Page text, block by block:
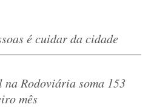
é cuidar da cidade
na Rodoviária soma 153
mês